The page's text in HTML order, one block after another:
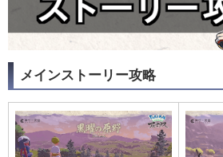
メインストーリー攻略